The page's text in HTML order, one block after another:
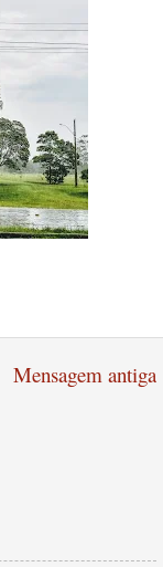
Mensagem antiga